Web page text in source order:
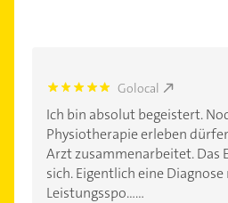
5.0 Golocal
Ich bin absolut begeistert.
Physiotherapie erleben
Arzt zusammenarbeitet. Das
sich. Eigentlich eine
Leistungsspo......